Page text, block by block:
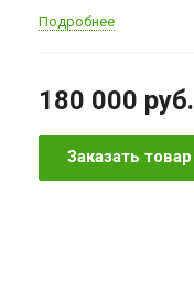
Подробнее
180 000 руб.
Заказать товар